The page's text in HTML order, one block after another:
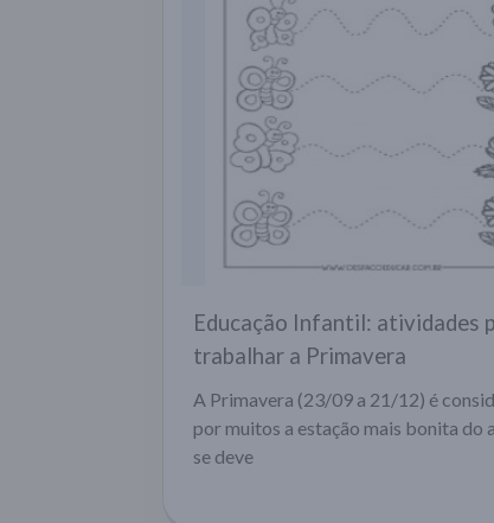
Educação Infantil: atividades
trabalhar a Primavera
A Primavera (23/09 a 21/12) é
por muitos a estação mais bonita do
se deve